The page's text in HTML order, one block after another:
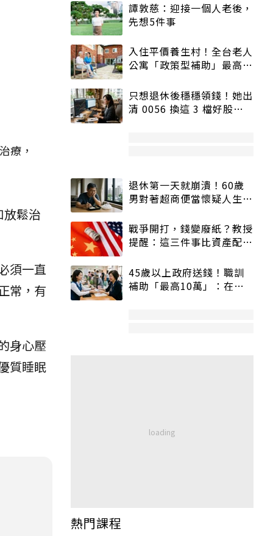
療，
放鬆治
須一直
常，有
身心壓
質睡眠
譚敦慈：迎接一個人老後，
先想5件事
入住平價養生村！全台老人
公寓「政策型補助」最高打
只想退休後穩穩領錢！她出
清 0056 換這 3 檔好股：
退休第一天就崩潰！60歲
男對著超商便當懷疑人生
戰爭開打，錢變廢紙？教授
提醒：這三件事比資產配置
45歲以上政府送錢！職訓
補助「最高10萬」：在
熱門課程